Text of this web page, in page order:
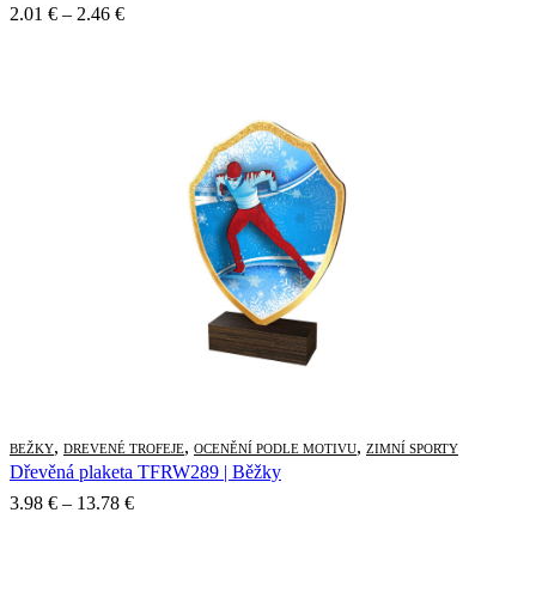
2.01 € – 2.46 €Price
BEŽKY, DREVENÉ TROFEJE, OCENĚNÍ PODLE MOTIVU, ZIMNÍ SPORTY
Dřevěná plaketa TFRW289 | Běžky
3.98 € – 13.78 €Price